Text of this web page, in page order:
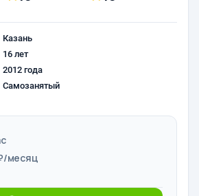
Казань
16 лет
2012 года
Самозанятый
месяц